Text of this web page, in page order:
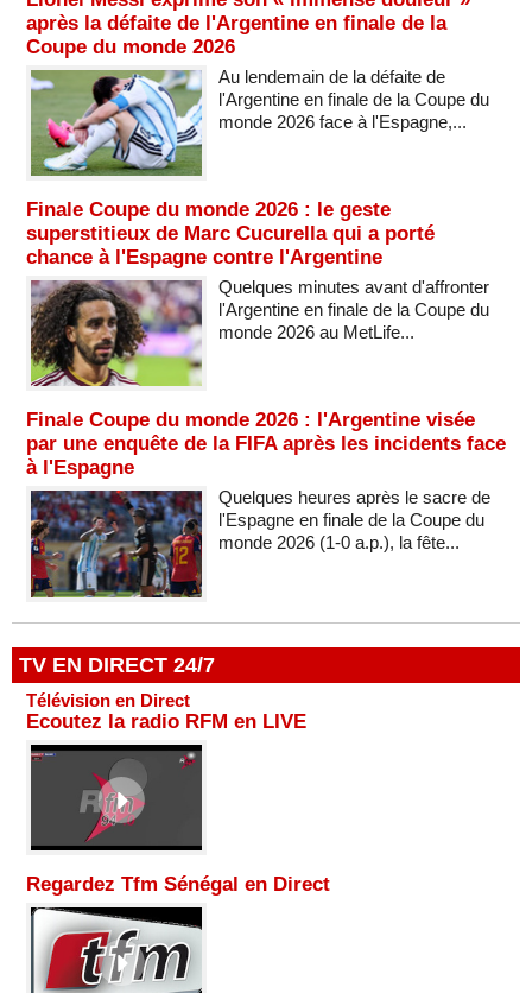
après la défaite de l'Argentine en finale de la
Coupe du monde 2026
Au lendemain de la défaite de
l'Argentine en finale de la Coupe du
monde 2026 face à l'Espagne,...
Finale Coupe du monde 2026 : le geste
superstitieux de Marc Cucurella qui a porté
chance à l'Espagne contre l'Argentine
Quelques minutes avant d'affronter
l'Argentine en finale de la Coupe du
monde 2026 au MetLife...
Finale Coupe du monde 2026 : l'Argentine visée
par une enquête de la FIFA après les incidents face
à l'Espagne
Quelques heures après le sacre de
l'Espagne en finale de la Coupe du
monde 2026 (1-0 a.p.), la fête...
TV EN DIRECT 24/7
Télévision en Direct
Ecoutez la radio RFM en LIVE
Regardez Tfm Sénégal en Direct